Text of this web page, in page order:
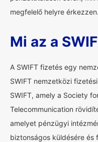
megfelelő helyre érkezzen.
Mi az a
A SWIFT fizetés egy
SWIFT nemzetközi
SWIFT, amely a Society
Telecommunication
amelyet pénzügyi
biztonságos küldésére és